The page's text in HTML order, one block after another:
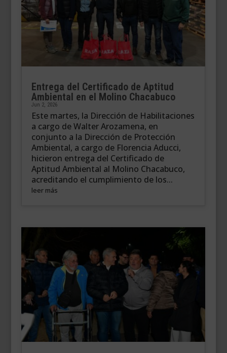
Entrega del Certificado de Aptitud
Ambiental en el Molino Chacabuco
Jun 2, 2026
Este martes, la Dirección de Habilitaciones
a cargo de Walter Arozamena, en
conjunto a la Dirección de Protección
Ambiental, a cargo de Florencia Aducci,
hicieron entrega del Certificado de
Aptitud Ambiental al Molino Chacabuco,
acreditando el cumplimiento de los...
leer más